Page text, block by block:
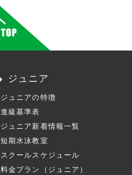
ジュニア
ジュニアの特徴
進級基準表
ジュニア新着情報一覧
短期水泳教室
スクールスケジュール
料金プラン（ジュニア）